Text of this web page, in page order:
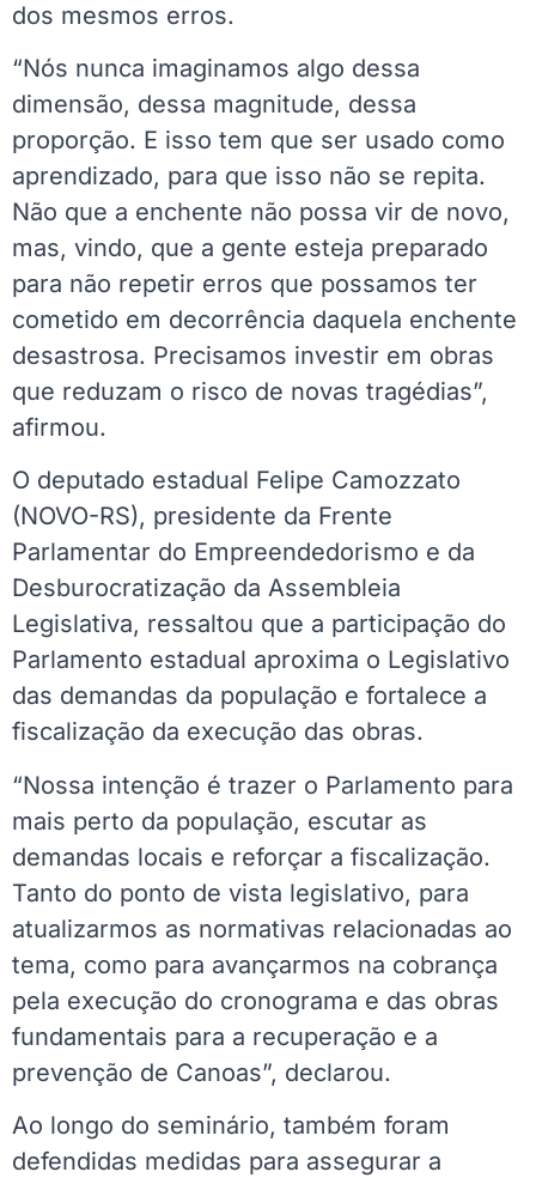
dos mesmos erros.
“Nós nunca imaginamos algo dessa
dimensão, dessa magnitude, dessa
proporção. E isso tem que ser usado como
aprendizado, para que isso não se repita.
Não que a enchente não possa vir de novo,
mas, vindo, que a gente esteja preparado
para não repetir erros que possamos ter
cometido em decorrência daquela enchente
desastrosa. Precisamos investir em obras
que reduzam o risco de novas tragédias”,
afirmou.
O deputado estadual Felipe Camozzato
(NOVO-RS), presidente da Frente
Parlamentar do Empreendedorismo e da
Desburocratização da Assembleia
Legislativa, ressaltou que a participação do
Parlamento estadual aproxima o Legislativo
das demandas da população e fortalece a
fiscalização da execução das obras.
“Nossa intenção é trazer o Parlamento para
mais perto da população, escutar as
demandas locais e reforçar a fiscalização.
Tanto do ponto de vista legislativo, para
atualizarmos as normativas relacionadas ao
tema, como para avançarmos na cobrança
pela execução do cronograma e das obras
fundamentais para a recuperação e a
prevenção de Canoas”, declarou.
Ao longo do seminário, também foram
defendidas medidas para assegurar a